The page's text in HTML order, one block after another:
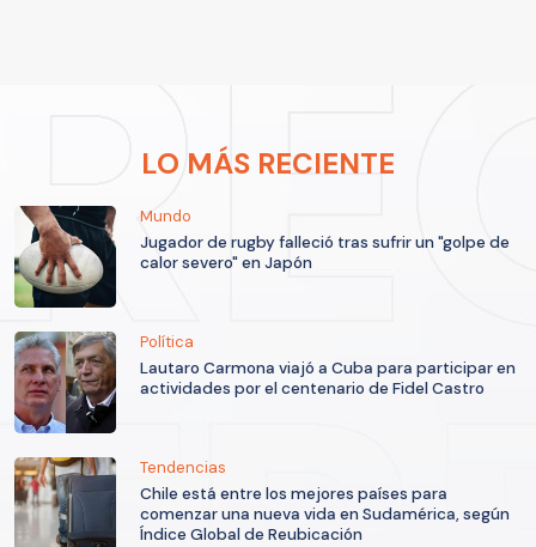
LO MÁS RECIENTE
Mundo
Jugador de rugby falleció tras sufrir un "golpe de
calor severo" en Japón
Política
Lautaro Carmona viajó a Cuba para participar en
actividades por el centenario de Fidel Castro
Tendencias
Chile está entre los mejores países para
comenzar una nueva vida en Sudamérica, según
Índice Global de Reubicación